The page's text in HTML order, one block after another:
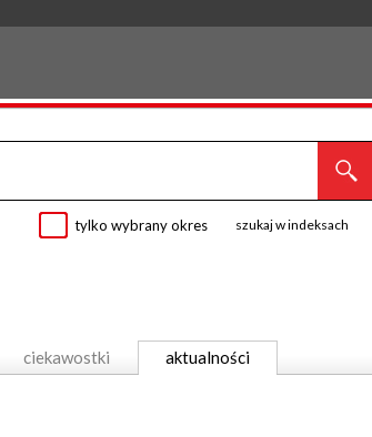
tylko wybrany okres szukaj w indeksach
ciekawostki aktualności